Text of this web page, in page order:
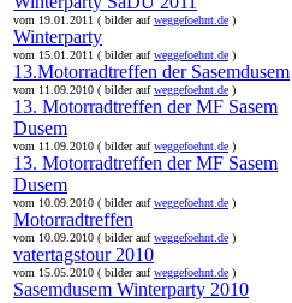
vom 19.01.2011 ( bilder aufweggefoehnt.de )
Winterparty
vom 15.01.2011 ( bilder aufweggefoehnt.de )
13.Motorradtreffen der Sasemdusem
vom 11.09.2010 ( bilder aufweggefoehnt.de )
13. Motorradtreffen der MF Sasem
Dusem
vom 11.09.2010 ( bilder aufweggefoehnt.de )
13. Motorradtreffen der MF Sasem
Dusem
vom 10.09.2010 ( bilder aufweggefoehnt.de )
Motorradtreffen
vom 10.09.2010 ( bilder aufweggefoehnt.de )
vatertagstour 2010
vom 15.05.2010 ( bilder aufweggefoehnt.de )
Sasemdusem Winterparty 2010